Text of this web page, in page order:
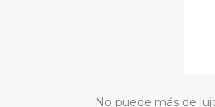
No puede más de